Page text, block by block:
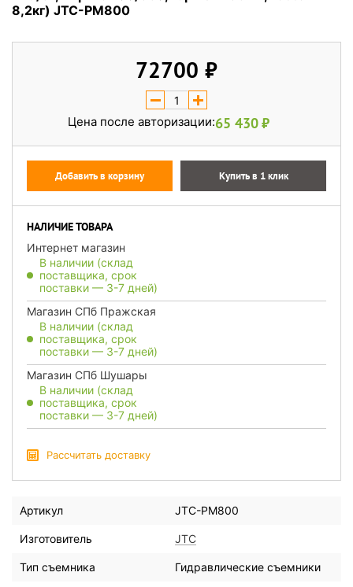
8,2кг) JTC-PM800
Артикул JTC-PM800
Изготовитель JTC
Тип съемника Гидравлические съемники
72700
Цена после авторизации:65 430
Добавить в корзину Купить в 1 клик
НАЛИЧИЕ ТОВАРА
Интернет магазин
В наличии (склад
поставщика, срок
поставки — 3-7 дней)
Магазин СПб Пражская
В наличии (склад
поставщика, срок
поставки — 3-7 дней)
Магазин СПб Шушары
В наличии (склад
поставщика, срок
поставки — 3-7 дней)
Рассчитать доставку